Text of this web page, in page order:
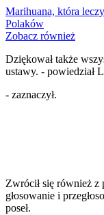
Marihuana, która
Polaków
Zobacz również
Dziękował także
ustawy. - powiedział
- zaznaczył.
Zwrócił się również z
głosowanie i
poseł.